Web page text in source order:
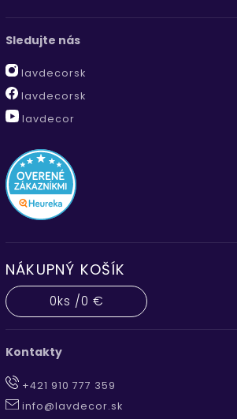
Sledujte nás
lavdecorsk
lavdecorsk
lavdecor
NÁKUPNÝ KOŠÍK
0ks /0 €
Kontakty
+421 910 777 359
info@lavdecor.sk